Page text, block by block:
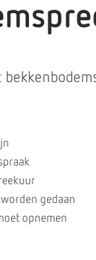
gedaan
opnemen